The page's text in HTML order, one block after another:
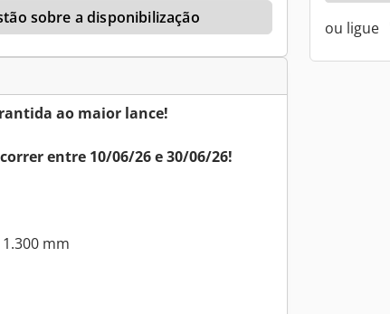
sobre a disponibilização
ao maior lance!
entre 10/06/26 e 30/06/26!
1.300 mm
ou ligue